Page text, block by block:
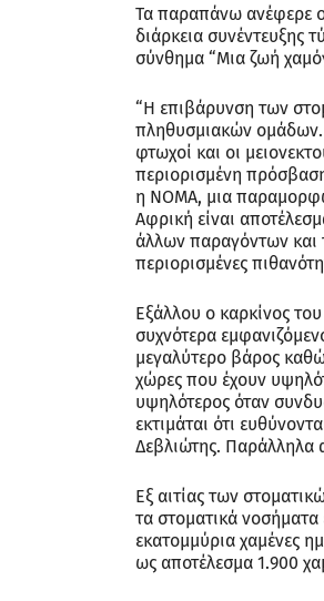
Τα παραπάνω ανέφερε
διάρκεια συνέντευξης
σύνθημα “Μια ζωή
“Η επιβάρυνση των
πληθυσμιακών ομάδων.
φτωχοί και οι
περιορισμένη
η ΝΟΜΑ, μια
Αφρική είναι
άλλων παραγόντων και
περιορισμένες
Εξάλλου ο καρκίνος
συχνότερα
μεγαλύτερο βάρος
χώρες που έχουν
υψηλότερος όταν
εκτιμάται ότι
Δεβλιώτης. Παράλληλα
Εξ αιτίας των
τα στοματικά νοσήματα
εκατομμύρια χαμένες
ως αποτέλεσμα 1.900